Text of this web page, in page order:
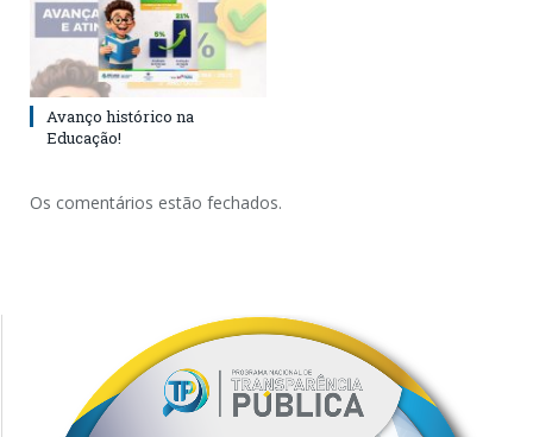
Avanço histórico na
Educação!
Os comentários estão fechados.